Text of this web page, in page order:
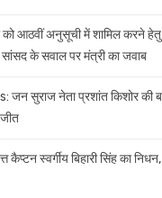
आठवीं अनुसूची में शामिल करने
के सवाल पर मंत्री का जवाब
जन सुराज नेता प्रशांत किशोर की
कैप्टन स्वर्गीय बिहारी सिंह का